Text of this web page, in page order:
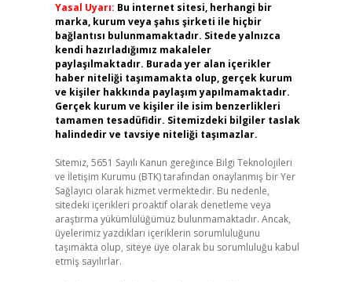
Yasal Uyarı: Bu internet sitesi, herhangi bir
marka, kurum veya şahıs şirketi ile hiçbir
bağlantısı bulunmamaktadır. Sitede yalnızca
kendi hazırladığımız makaleler
paylaşılmaktadır. Burada yer alan içerikler
haber niteliği taşımamakta olup, gerçek kurum
ve kişiler hakkında paylaşım yapılmamaktadır.
Gerçek kurum ve kişiler ile isim benzerlikleri
tamamen tesadüfidir. Sitemizdeki bilgiler taslak
halindedir ve tavsiye niteliği taşımazlar.
Sitemiz, 5651 Sayılı Kanun gereğince Bilgi Teknolojileri
ve İletişim Kurumu (BTK) tarafından onaylanmış bir Yer
Sağlayıcı olarak hizmet vermektedir. Bu nedenle,
sitedeki içerikleri proaktif olarak denetleme veya
araştırma yükümlülüğümüz bulunmamaktadır. Ancak,
üyelerimiz yazdıkları içeriklerin sorumluluğunu
taşımakta olup, siteye üye olarak bu sorumluluğu kabul
etmiş sayılırlar.